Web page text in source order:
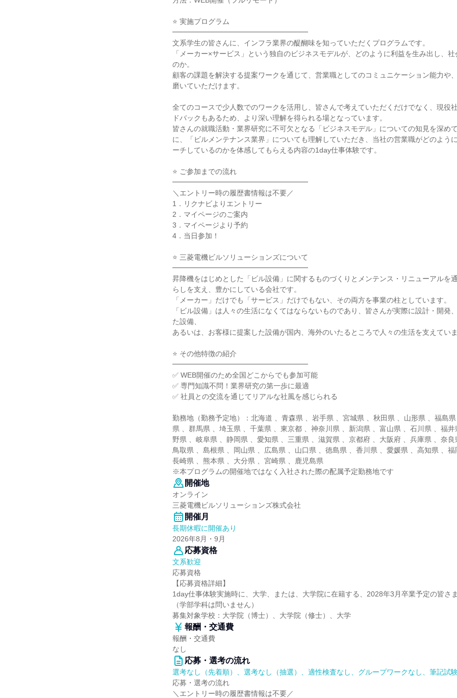
⭐ 実施プログラム
━━━━━━━━━━━━━━━━━━━
文系学生の皆さんに、インフラ業界の醍醐味を知っていただくプログラムです。
「メーカー×サービス」という独自のビジネスモデルが、どのように利益を生み出し、
のか。
顧客の課題を解決する提案ワークを通じて、営業職としてのコミュニケーション能力や
磨いていただけます。
全てのコースで少人数でのワークを活用し、皆さんで考えていただくだけでなく、現役
ドバックもあるため、より深い理解を得られる場となっています。
皆さんの就職活動・業界研究に不可欠となる「ビジネスモデル」についての知見を深め
に、「ビルメンテナンス業界」についても理解していただき、当社の営業職がどのよう
ーチしているのかを体感してもらえる内容の1day仕事体験です。
⭐ ご参加までの流れ
━━━━━━━━━━━━━━━━━━━
＼エントリー時の履歴書情報は不要／
1．リクナビよりエントリー
2．マイページのご案内
3．マイページより予約
4．当日参加！
⭐ 三菱電機ビルソリューションズについて
━━━━━━━━━━━━━━━━━━━
昇降機をはじめとした「ビル設備」に関するものづくりとメンテンス・リニューアルを
らしを支え、豊かにしている会社です。
「メーカー」だけでも「サービス」だけでもない、その両方を事業の柱としています。
「ビル設備」は人々の生活になくてはならないものであり、皆さんが実際に設計・開発
た設備、
あるいは、お客様に提案した設備が国内、海外のいたるところで人々の生活を支えていま
⭐ その他特徴の紹介
━━━━━━━━━━━━━━━━━━━
✅ WEB開催のため全国どこからでも参加可能
✅ 専門知識不問！業界研究の第一歩に最適
✅ 社員との交流を通じてリアルな社風を感じられる
勤務地（勤務予定地）：北海道 、青森県 、岩手県 、宮城県 、秋田県 、山形県 、福島
県 、群馬県 、埼玉県 、千葉県 、東京都 、神奈川県 、新潟県 、富山県 、石川県 、福
野県 、岐阜県 、静岡県 、愛知県 、三重県 、滋賀県 、京都府 、大阪府 、兵庫県 、奈良
鳥取県 、島根県 、岡山県 、広島県 、山口県 、徳島県 、香川県 、愛媛県 、高知県 、福
長崎県 、熊本県 、大分県 、宮崎県 、鹿児島県
※本プログラムの開催地ではなく入社された際の配属予定勤務地です
開催地
オンライン
三菱電機ビルソリューションズ株式会社
開催月
長期休暇に開催あり
2026年8月・9月
応募資格
文系歓迎
応募資格
【応募資格詳細】
1day仕事体験実施時に、大学、または、大学院に在籍する、2028年3月卒業予定の皆さま
（学部学科は問いません）
募集対象学校：大学院（博士）、大学院（修士）、大学
報酬・交通費
報酬・交通費
なし
応募・選考の流れ
選考なし（先着順）、選考なし（抽選）、適性検査なし、グループワークなし、筆記試
応募・選考の流れ
＼エントリー時の履歴書情報は不要／